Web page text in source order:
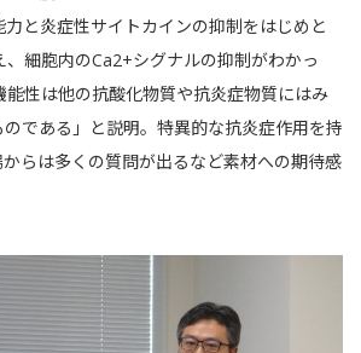
力と炎症性サイトカインの抑制をはじめと
、細胞内のCa2+シグナルの抑制がわかっ
能性は他の抗酸化物質や抗炎症物質にはみ
のである」と説明。特異的な抗炎症作用を持
らは多くの質問が出るなど素材への期待感